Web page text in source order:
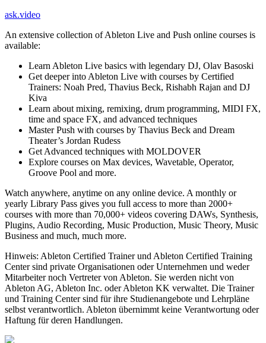
ask.video
An extensive collection of Ableton Live and Push online courses is
available:
Learn Ableton Live basics with legendary DJ, Olav Basoski
Get deeper into Ableton Live with courses by Certified
Trainers: Noah Pred, Thavius Beck, Rishabh Rajan and DJ
Kiva
Learn about mixing, remixing, drum programming, MIDI FX,
time and space FX, and advanced techniques
Master Push with courses by Thavius Beck and Dream
Theater’s Jordan Rudess
Get Advanced techniques with MOLDOVER
Explore courses on Max devices, Wavetable, Operator,
Groove Pool and more.
Watch anywhere, anytime on any online device. A monthly or
yearly Library Pass gives you full access to more than 2000+
courses with more than 70,000+ videos covering DAWs, Synthesis,
Plugins, Audio Recording, Music Production, Music Theory, Music
Business and much, much more.
Hinweis: Ableton Certified Trainer und Ableton Certified Training
Center sind private Organisationen oder Unternehmen und weder
Mitarbeiter noch Vertreter von Ableton. Sie werden nicht von
Ableton AG, Ableton Inc. oder Ableton KK verwaltet. Die Trainer
und Training Center sind für ihre Studienangebote und Lehrpläne
selbst verantwortlich. Ableton übernimmt keine Verantwortung oder
Haftung für deren Handlungen.